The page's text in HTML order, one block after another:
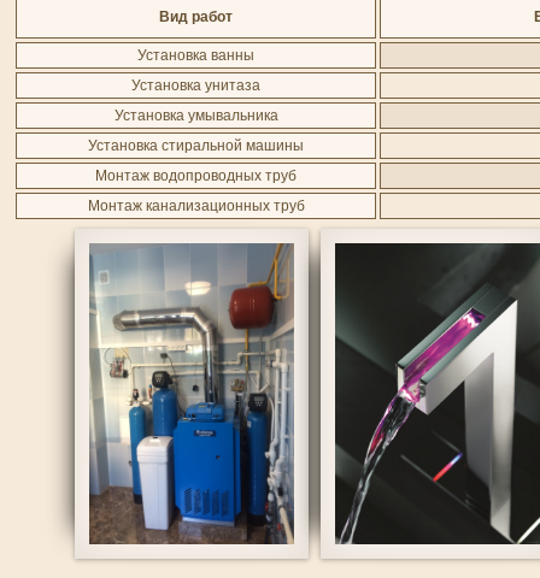
Вид работ
Установка ванны
Установка унитаза
Установка умывальника
Установка стиральной машины
Монтаж водопроводных труб
Монтаж канализационных труб